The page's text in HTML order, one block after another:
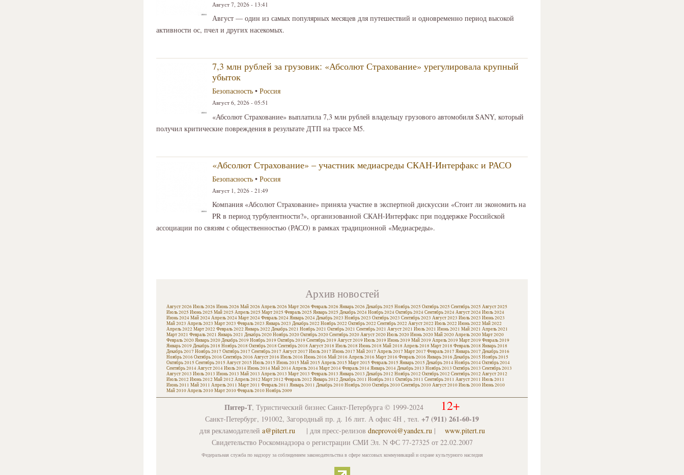
Август 7, 2026 - 13:41
Август — один из самых популярных месяцев для путешествий и одновременно период высокой
активности ос, пчел и других насекомых.
7,3 млн рублей за грузовик: «Абсолют Страхование» урегулировала крупный
убыток
Безопасность • Россия
Август 6, 2026 - 05:51
«Абсолют Страхование» выплатила 7,3 млн рублей владельцу грузового автомобиля SANY, который
получил критические повреждения в результате ДТП на трассе М5.
«Абсолют Страхование» – участник медиасреды СКАН-Интерфакс и РАСО
Безопасность • Россия
Август 1, 2026 - 21:49
Компания «Абсолют Страхование» приняла участие в экспертной дискуссии «Стоит ли экономить на
PR в период турбулентности?», организованной СКАН-Интерфакс при поддержке Российской
ассоциации по связям с общественностью (РАСО) в рамках традиционной «Медиасреды».
Архив новостей
Август 2026 Июль 2026 Июнь 2026 Май 2026 Апрель 2026 Март 2026 Февраль 2026 Январь 2026 Декабрь 2025 Ноябрь 2025 Октябрь 2025 Сентябрь 2025 Август 2025
Июль 2025 Июнь 2025 Май 2025 Апрель 2025 Март 2025 Февраль 2025 Январь 2025 Декабрь 2024Ноябрь 2024Октябрь 2024Сентябрь 2024Август 2024Июль 2024
Июнь 2024Май 2024Апрель 2024Март 2024Февраль 2024Январь 2024Декабрь 2023 Ноябрь 2023 Октябрь 2023 Сентябрь 2023 Август 2023 Июль 2023 Июнь 2023
Май 2023 Апрель 2023 Март 2023 Февраль 2023 Январь 2023 Декабрь 2022 Ноябрь 2022 Октябрь 2022 Сентябрь 2022 Август 2022 Июль 2022 Июнь 2022 Май 2022
Апрель 2022 Март 2022 Февраль 2022 Январь 2022 Декабрь 2021 Ноябрь 2021 Октябрь 2021 Сентябрь 2021 Август 2021 Июль 2021 Июнь 2021 Май 2021 Апрель 2021
Март 2021 Февраль 2021 Январь 2021 Декабрь 2020Ноябрь 2020Октябрь 2020Сентябрь 2020Август 2020Июль 2020Июнь 2020Май 2020Апрель 2020Март 2020
Февраль 2020Январь 2020Декабрь 2019 Ноябрь 2019 Октябрь 2019 Сентябрь 2019 Август 2019 Июль 2019 Июнь 2019 Май 2019 Апрель 2019 Март 2019 Февраль 2019
Январь 2019 Декабрь 2018 Ноябрь 2018 Октябрь 2018 Сентябрь 2018 Август 2018 Июль 2018 Июнь 2018 Май 2018 Апрель 2018 Март 2018 Февраль 2018 Январь 2018
Декабрь 2017 Ноябрь 2017 Октябрь 2017 Сентябрь 2017 Август 2017 Июль 2017 Июнь 2017 Май 2017 Апрель 2017 Март 2017 Февраль 2017 Январь 2017 Декабрь 2016
Ноябрь 2016 Октябрь 2016 Сентябрь 2016 Август 2016 Июль 2016 Июнь 2016 Май 2016 Апрель 2016 Март 2016 Февраль 2016 Январь 2016 Декабрь 2015 Ноябрь 2015
Октябрь 2015 Сентябрь 2015 Август 2015 Июль 2015 Июнь 2015 Май 2015 Апрель 2015 Март 2015 Февраль 2015 Январь 2015 Декабрь 2014Ноябрь 2014Октябрь 2014
Сентябрь 2014Август 2014Июль 2014Июнь 2014Май 2014Апрель 2014Март 2014Февраль 2014Январь 2014Декабрь 2013 Ноябрь 2013 Октябрь 2013 Сентябрь 2013
Август 2013 Июль 2013 Июнь 2013 Май 2013 Апрель 2013 Март 2013 Февраль 2013 Январь 2013 Декабрь 2012 Ноябрь 2012 Октябрь 2012 Сентябрь 2012 Август 2012
Июль 2012 Июнь 2012 Май 2012 Апрель 2012 Март 2012 Февраль 2012 Январь 2012 Декабрь 2011 Ноябрь 2011 Октябрь 2011 Сентябрь 2011 Август 2011 Июль 2011
Июнь 2011 Май 2011 Апрель 2011 Март 2011 Февраль 2011 Январь 2011 Декабрь 2010Ноябрь 2010Октябрь 2010Сентябрь 2010Август 2010Июль 2010Июнь 2010
Май 2010Апрель 2010Март 2010Февраль 2010Ноябрь 2009
Питер-Т, Туристический бизнес Санкт-Петербурга © 1999-2024 12+
Санкт-Петербург, 191002, Загородный пр. д. 16 лит. А офис 4Н , тел. +7 (911) 261-60-19
для рекламодателей a@pitert.ru| для пресс-релизов dneprovoi@yandex.ru| www.pitert.ru
Свидетельство Роскомнадзора о регистрации СМИ Эл. N ФС 77-27325 от 22.02.2007
Федеральная служба по надзору за соблюдением законодательства в сфере массовых коммуникаций и охране культурного наследия